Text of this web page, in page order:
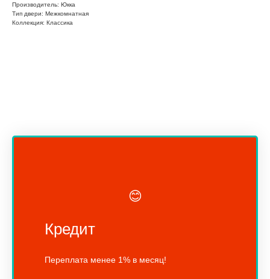
Производитель: Юкка
Тип двери: Межкомнатная
Коллекция: Классика
😊
Кредит
Переплата менее 1% в месяц!